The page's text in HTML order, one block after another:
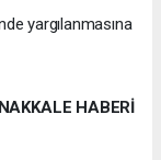
yargılanmasına
HABERİ